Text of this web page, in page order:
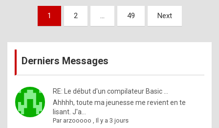
a
%
m
a
d
Pagination
publications
1 2 … 49 Next
Derniers Messages
RE: Le début d'un compilateur Basic ...
Ahhhh, toute ma jeunesse me revient en te
lisant. J'a...
Par arzooooo ,Il y a 3 jours